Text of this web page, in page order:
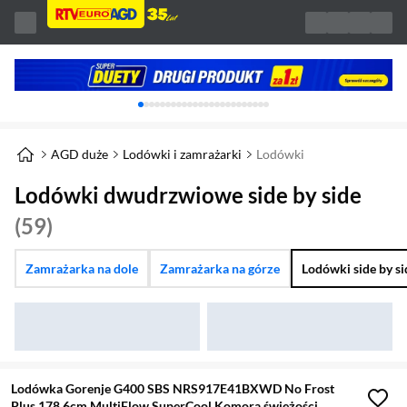
Karuzela z banerami, aktualny element 1 z
AGD duże Lodówki i zamrażarki Lodówki
Lodówki dwudrzwiowe side by side
(59)
Zamrażarka na dole Zamrażarka na górze Lodówki side by
Lodówka Gorenje G400 SBS NRS917E41BXWD No Frost